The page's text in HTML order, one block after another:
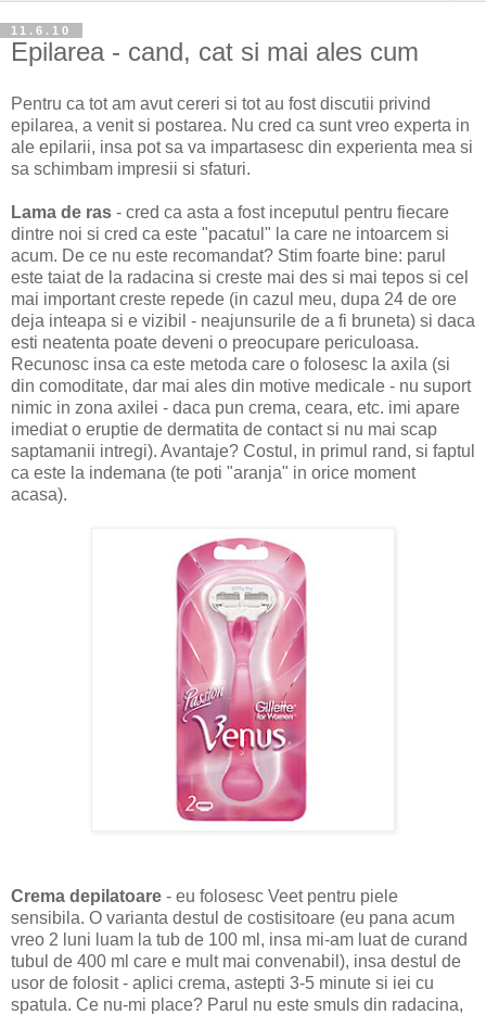
11.6.10
Epilarea - cand, cat si mai ales cum
Pentru ca tot am avut cereri si tot au fost discutii privind
epilarea, a venit si postarea. Nu cred ca sunt vreo experta in
ale epilarii, insa pot sa va impartasesc din experienta mea si
sa schimbam impresii si sfaturi.
Lama de ras - cred ca asta a fost inceputul pentru fiecare
dintre noi si cred ca este "pacatul" la care ne intoarcem si
acum. De ce nu este recomandat? Stim foarte bine: parul
este taiat de la radacina si creste mai des si mai tepos si cel
mai important creste repede (in cazul meu, dupa 24 de ore
deja inteapa si e vizibil - neajunsurile de a fi bruneta) si daca
esti neatenta poate deveni o preocupare periculoasa.
Recunosc insa ca este metoda care o folosesc la axila (si
din comoditate, dar mai ales din motive medicale - nu suport
nimic in zona axilei - daca pun crema, ceara, etc. imi apare
imediat o eruptie de dermatita de contact si nu mai scap
saptamanii intregi). Avantaje? Costul, in primul rand, si faptul
ca este la indemana (te poti "aranja" in orice moment
acasa).
Crema depilatoare - eu folosesc Veet pentru piele
sensibila. O varianta destul de costisitoare (eu pana acum
vreo 2 luni luam la tub de 100 ml, insa mi-am luat de curand
tubul de 400 ml care e mult mai convenabil), insa destul de
usor de folosit - aplici crema, astepti 3-5 minute si iei cu
spatula. Ce nu-mi place? Parul nu este smuls din radacina,